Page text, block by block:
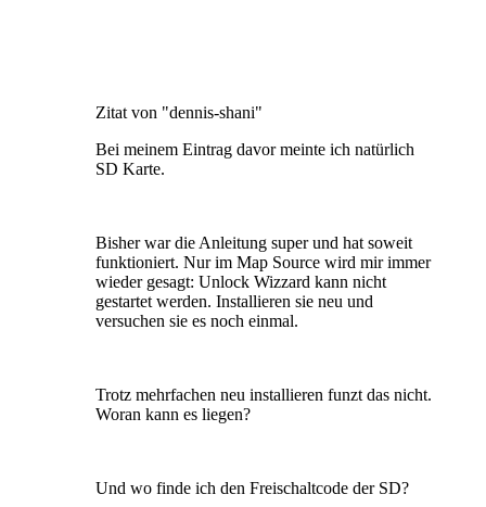
Zitat von "dennis-shani"
Bei meinem Eintrag davor meinte ich natürlich
SD Karte.
Bisher war die Anleitung super und hat soweit
funktioniert. Nur im Map Source wird mir immer
wieder gesagt: Unlock Wizzard kann nicht
gestartet werden. Installieren sie neu und
versuchen sie es noch einmal.
Trotz mehrfachen neu installieren funzt das nicht.
Woran kann es liegen?
Und wo finde ich den Freischaltcode der SD?